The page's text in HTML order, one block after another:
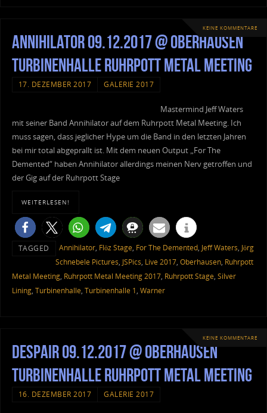
KEINE KOMMENTARE
Annihilator 09.12.2017 @ Oberhausen
Turbinenhalle Ruhrpott Metal Meeting
17. DEZEMBER 2017 GALERIE 2017
Mastermind Jeff Waters
mit seiner Band Annihilator auf dem Ruhrpott Metal Meeting. Ich
muss sagen, dass jeglicher Hype um die Band in den letzten Jahren
bei mir total abgeprallt ist. Mit dem neuen Output „For The
Demented“ haben Annihilator allerdings meinen Nerv getroffen und
der Gig auf der Ruhrpott Stage
WEITERLESEN!
TAGGED Annihilator, Flöz Stage, For The Demented, Jeff Waters, Jörg
Schnebele Pictures, JSPics, Live 2017, Oberhausen, Ruhrpott
Metal Meeting, Ruhrpott Metal Meeting 2017, Ruhrpott Stage, Silver
Lining, Turbinenhalle, Turbinenhalle 1, Warner
KEINE KOMMENTARE
Despair 09.12.2017 @ Oberhausen
Turbinenhalle Ruhrpott Metal Meeting
16. DEZEMBER 2017 GALERIE 2017